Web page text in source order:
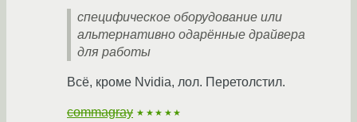
специфическое оборудование или
альтернативно одарённые драйвера
для работы
Всё, кроме Nvidia, лол. Перетолстил.
commagray ★★★★★